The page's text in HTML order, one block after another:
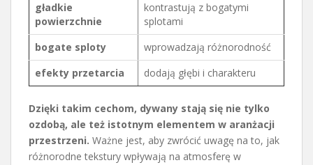
gładkie
powierzchnie
kontrastują z bogatymi
splotami
bogate sploty
wprowadzają różnorodność
efekty przetarcia
dodają głębi i charakteru
Dzięki takim cechom, dywany stają się nie tylko
ozdobą, ale też istotnym elementem w aranżacji
przestrzeni. Ważne jest, aby zwrócić uwagę na to, jak
różnorodne tekstury wpływają na atmosferę w